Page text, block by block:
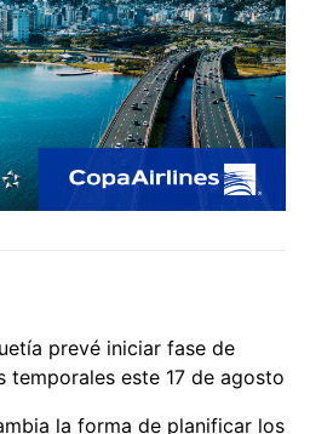
prevé iniciar fase de
temporales este 17 de agosto
la forma de planificar los